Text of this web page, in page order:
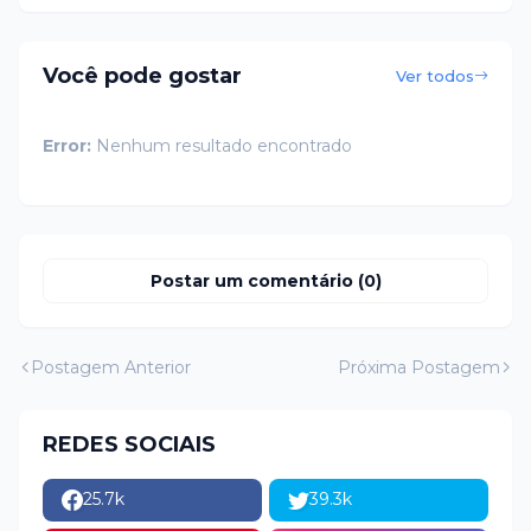
Você pode gostar Ver todos
Error: Nenhum resultado encontrado
Postar um comentário (0)
Postagem Anterior Próxima Postagem
REDES SOCIAIS
25.7k 39.3k